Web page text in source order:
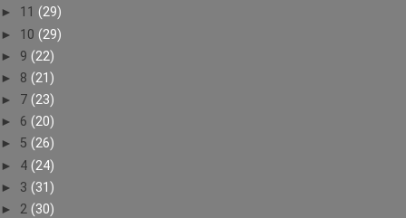
► 11 (29)
► 10 (29)
► 9 (22)
► 8 (21)
► 7 (23)
► 6 (20)
► 5 (26)
► 4 (24)
► 3 (31)
► 2 (30)